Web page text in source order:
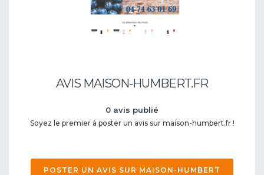
AVIS MAISON-HUMBERT.FR
0 avis publié
Soyez le premier à poster un avis sur maison-humbert.fr !
POSTER UN AVIS SUR MAISON-HUMBERT